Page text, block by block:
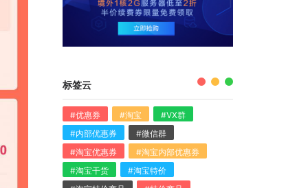
标签云
#优惠券 #淘宝
#VX群
#内部优惠券
#微信群
#淘宝优惠券
#淘宝内部优惠券
#淘宝干货
#淘宝特价